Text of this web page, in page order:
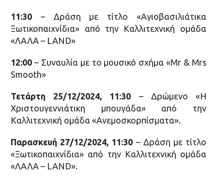
11:30– Δράση με τίτλο «Αγιοβασιλιάτικα
Ξωτικοπαιχνίδια» από την Καλλιτεχνική ομάδα
«ΛΑΛΑ – LAND»
12:00 – Συναυλία με το μουσικό σχήμα «Mr & Mrs
Smooth»
Τετάρτη 25/12/2024, 11:30 – Δρώμενο «Η
Χριστουγεννιάτικη μπουγάδα» από την
Καλλιτεχνική ομάδα «Ανεμοσκορπίσματα».
Παρασκευή 27/12/2024, 11:30 – Δράση με τίτλο
«Ξωτικοπαιχνίδια» από την Καλλιτεχνική ομάδα
«ΛΑΛΑ – LAND».